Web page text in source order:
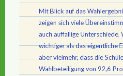
Mit Blick auf das
zeigen sich viele
auch auffällige Unterschiede.
wichtiger als das eigentliche
aber vielmehr, dass die
Wahlbeteiligung von 92,6